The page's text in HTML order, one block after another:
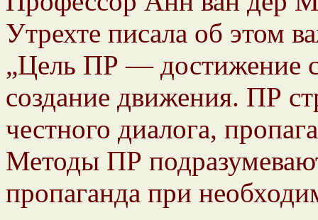
Утрехте писала об этом
„Цель ПР — достижение
создание движения. ПР
честного диалога,
Методы ПР
пропаганда при